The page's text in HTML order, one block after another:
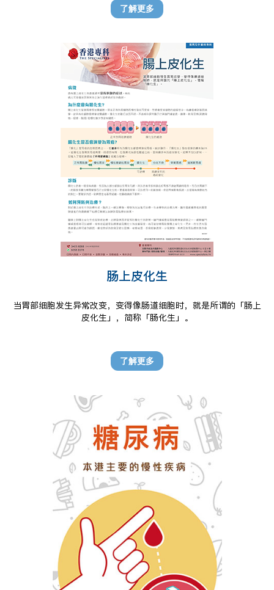
了解更多
肠上皮化生
当胃部细胞发生异常改变，变得像肠道细胞时，就是所谓的「肠上
皮化生」，简称「肠化生」。
了解更多